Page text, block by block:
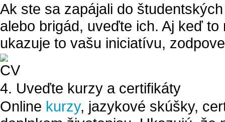
Ak ste sa zapájali do
alebo brigád, uveďte ich. Aj keď
ukazuje to vašu iniciatívu,
4. Uveďte kurzy a certifikáty
Online kurzy, jazykové skúšky,